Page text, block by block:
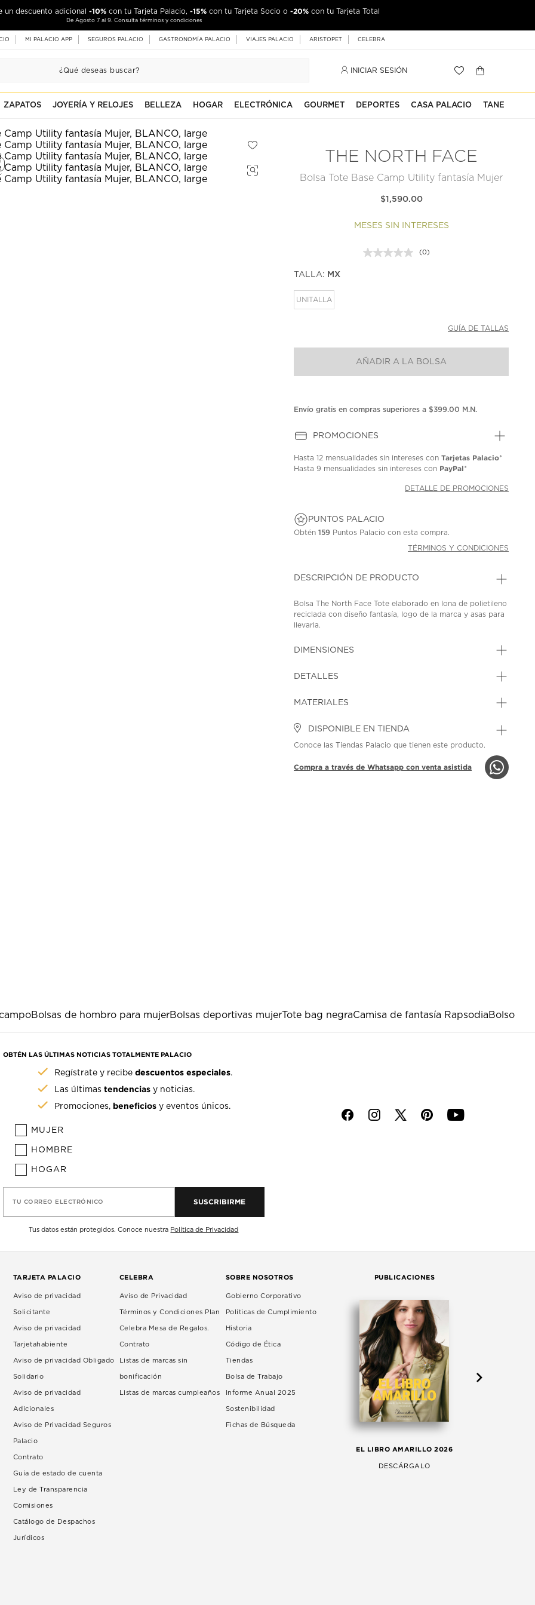
un descuento adicional -10% con tu Tarjeta Palacio, -15% con tu Tarjeta Socio o -20% con tu Tarjeta Total
De Agosto 7 al 9. Consulta términos y condiciones
MI PALACIO APP SEGUROS PALACIO GASTRONOMÍA PALACIO VIAJES PALACIO ARISTOPET CELEBRA
INICIAR SESIÓN
ZAPATOS JOYERÍA Y RELOJES BELLEZA HOGAR ELECTRÓNICA GOURMET DEPORTES CASA PALACIO TANE
THE NORTH FACE
Bolsa Tote Base Camp Utility fantasía Mujer
$1,590.00
MESES SIN INTERESES
Sin
(0)
TALLA: MX
UNITALLA
GUÍA DE TALLAS
AÑADIR A LA BOLSA
Envío gratis en compras superiores a $399.00 M.N.
PROMOCIONES
Hasta12 mensualidades sin intereses conTarjetas Palacio*
Hasta9 mensualidades sin intereses con PayPal*
DETALLE DE PROMOCIONES
PUNTOS PALACIO
Obtén159 Puntos Palacio con esta compra.
TÉRMINOS Y CONDICIONES
DESCRIPCIÓN DE PRODUCTO
Bolsa The North Face Tote elaborado en lona de polietileno
reciclada con diseño fantasía, logo de la marca y asas para
llevarla.
DIMENSIONES
DETALLES
MATERIALES
DISPONIBLE EN TIENDA
Conoce las Tiendas Palacio que tienen este producto.
Compra a través de Whatsapp con venta asistida
Bolsas de hombro para mujerBolsas deportivas mujerTote bag negraCamisa de fantasía RapsodiaBolso
OBTÉN LAS ÚLTIMAS NOTICIAS TOTALMENTE PALACIO
Regístrate y recibedescuentos especiales.
Las últimastendencias y noticias.
Promociones, beneficios y eventos únicos.
MUJER
HOMBRE
HOGAR
TU CORREO ELECTRÓNICO SUSCRIBIRME
Tus datos están protegidos. Conoce nuestra Política de Privacidad
f i p y
TARJETA PALACIO
Aviso de privacidad
Solicitante
Aviso de privacidad
Tarjetahabiente
Aviso de privacidad Obligado
Solidario
Aviso de privacidad
Adicionales
Aviso de Privacidad Seguros
Palacio
Contrato
Guía de estado de cuenta
Ley de Transparencia
Comisiones
Catálogo de Despachos
Jurídicos
CELEBRA
Aviso de Privacidad
Términos y Condiciones Plan
Celebra Mesa de Regalos.
Contrato
Listas de marcas sin
bonificación
Listas de marcas cumpleaños
SOBRE NOSOTROS
Gobierno Corporativo
Políticas de Cumplimiento
Historia
Código de Ética
Tiendas
Bolsa de Trabajo
Informe Anual 2025
Sostenibilidad
Fichas de Búsqueda
PUBLICACIONES
EL LIBRO AMARILLO 2026
DESCÁRGALO